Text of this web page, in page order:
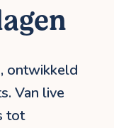
ontwikkeld
Van live
tot